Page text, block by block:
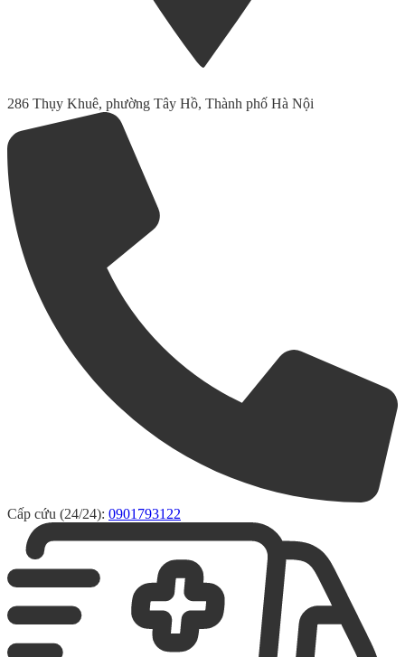
286 Thụy Khuê, phường Tây Hồ, Thành phố Hà Nội
Cấp cứu (24/24): 0901793122